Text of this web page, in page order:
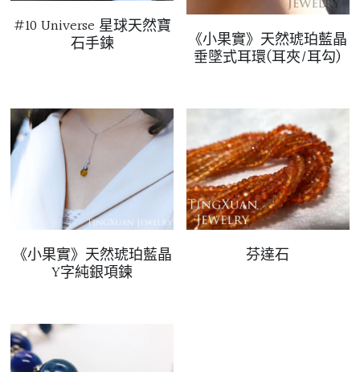
#10 Universe 星球天然寶
石手鍊 《小果實》天然琥珀藍晶
垂墜式耳環(耳夾/耳勾)
《小果實》天然琥珀藍晶
Y字純銀項鍊
芬達石